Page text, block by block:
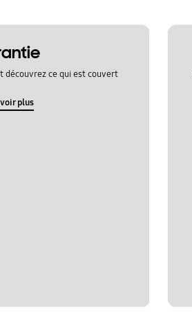
découvrez ce qui est couvert
plus